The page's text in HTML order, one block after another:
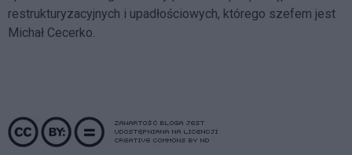
restrukturyzacyjnych i upadłościowych, którego szefem jest
Michał Cecerko.